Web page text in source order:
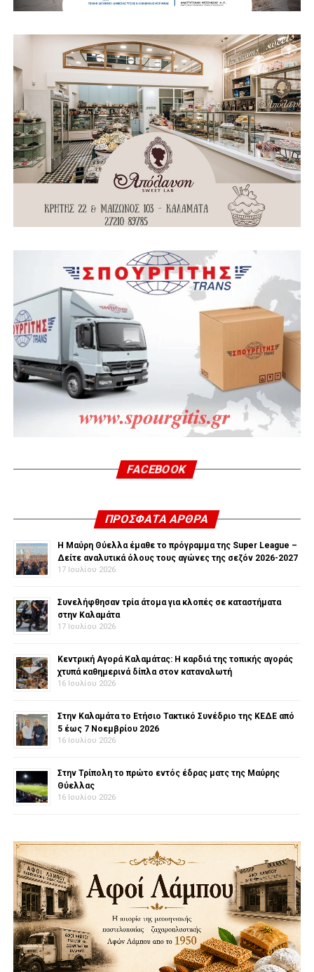
FACEBOOK
ΠΡΌΣΦΑΤΑ ΆΡΘΡΑ
Η Μαύρη Θύελλα έμαθε το πρόγραμμα της Super League –
Δείτε αναλυτικά όλους τους αγώνες της σεζόν 2026-2027
17 Ιουλίου 2026
Συνελήφθησαν τρία άτομα για κλοπές σε καταστήματα
στην Καλαμάτα
17 Ιουλίου 2026
Κεντρική Αγορά Καλαμάτας: Η καρδιά της τοπικής αγοράς
χτυπά καθημερινά δίπλα στον καταναλωτή
16 Ιουλίου 2026
Στην Καλαμάτα το Ετήσιο Τακτικό Συνέδριο της ΚΕΔΕ από
5 έως 7 Νοεμβρίου 2026
16 Ιουλίου 2026
Στην Τρίπολη το πρώτο εντός έδρας ματς της Μαύρης
Θύελλας
16 Ιουλίου 2026